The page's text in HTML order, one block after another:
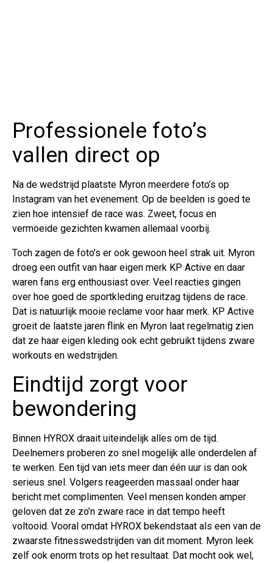
Professionele foto’s
vallen direct op
Na de wedstrijd plaatste Myron meerdere foto’s op
Instagram van het evenement. Op de beelden is goed te
zien hoe intensief de race was. Zweet, focus en
vermoeide gezichten kwamen allemaal voorbij.
Toch zagen de foto’s er ook gewoon heel strak uit. Myron
droeg een outfit van haar eigen merk KP Active en daar
waren fans erg enthousiast over. Veel reacties gingen
over hoe goed de sportkleding eruitzag tijdens de race.
Dat is natuurlijk mooie reclame voor haar merk. KP Active
groeit de laatste jaren flink en Myron laat regelmatig zien
dat ze haar eigen kleding ook echt gebruikt tijdens zware
workouts en wedstrijden.
Eindtijd zorgt voor
bewondering
Binnen HYROX draait uiteindelijk alles om de tijd.
Deelnemers proberen zo snel mogelijk alle onderdelen af
te werken. Een tijd van iets meer dan één uur is dan ook
serieus snel. Volgers reageerden massaal onder haar
bericht met complimenten. Veel mensen konden amper
geloven dat ze zo’n zware race in dat tempo heeft
voltooid. Vooral omdat HYROX bekendstaat als een van de
zwaarste fitnesswedstrijden van dit moment. Myron leek
zelf ook enorm trots op het resultaat. Dat mocht ook wel,